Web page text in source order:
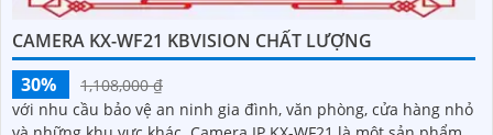
CAMERA KX-WF21 KBVISION CHẤT LƯỢNG
30%
1,108,000 ₫
với nhu cầu bảo vệ an ninh gia đình, văn phòng, cửa hàng nhỏ